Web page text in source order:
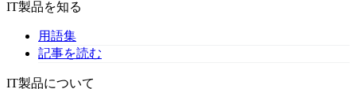
IT製品を知る
用語集
記事を読む
IT製品について